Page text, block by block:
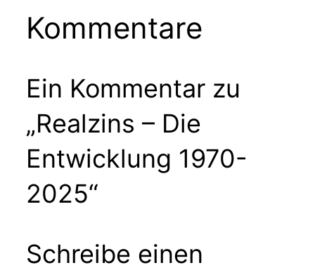
Kommentare
Ein Kommentar zu
„Realzins – Die
Entwicklung 1970-
2025“
Schreibe einen